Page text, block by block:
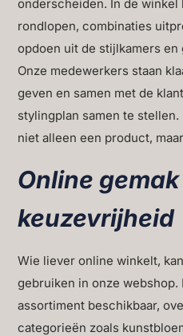
onderscheiden. In de winkel
rondlopen, combinaties
opdoen uit de stijlkamers
Onze medewerkers staan
geven en samen met de
stylingplan samen te
niet alleen een product,
Online
keuzevrijheid
Wie liever online winkelt,
gebruiken in onze webshop.
assortiment beschikbaar,
categorieën zoals